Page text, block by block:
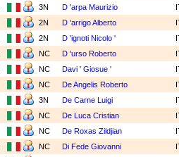
3N D 'arpa Maurizio
2N D 'arrigo Alberto
2N D 'ignoti Nicolo '
NC D 'urso Roberto
NC Davi ' Giosue '
NC De Angelis Roberto
3N De Carne Luigi
NC De Luca Cristian
NC De Roxas Zildjian
NC Di Fede Giovanni